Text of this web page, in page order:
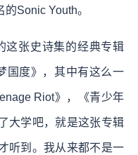
Sonic Youth。
这张史诗集的经典专辑
国度》，其中有这么一
Riot》，《青少年
大学吧，就是这张专辑
听到。我从来都不是一